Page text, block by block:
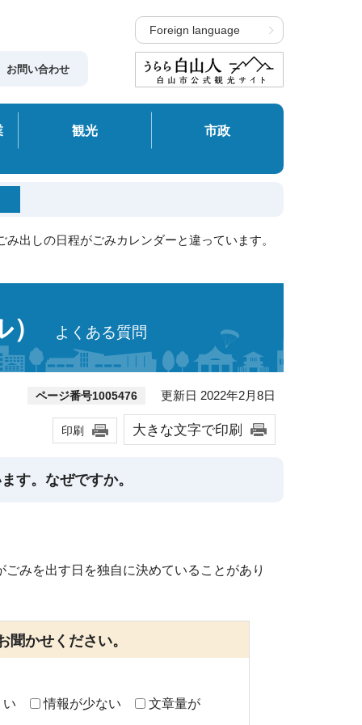
お問い合わせ
Foreign language
観光 市政
み出しの日程がごみカレンダーと違っています。
よくある質問
ページ番号1005476 更新日 2022年2月8日
印刷 大きな文字で印刷
す。なぜですか。
みを出す日を独自に決めていることがあり
かせください。
い 情報が少ない
文章量が